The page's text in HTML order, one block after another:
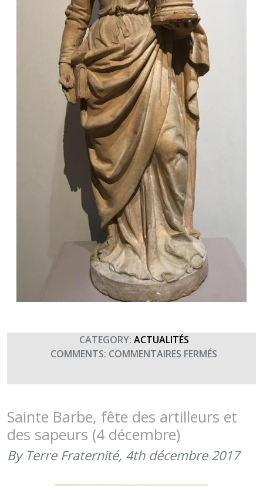
CATEGORY: ACTUALITÉS
COMMENTS: COMMENTAIRES FERMÉS
BARBE,
DU
Sainte Barbe, fête des artilleurs et
des sapeurs (4 décembre)
By Terre Fraternité, 4th décembre 2017